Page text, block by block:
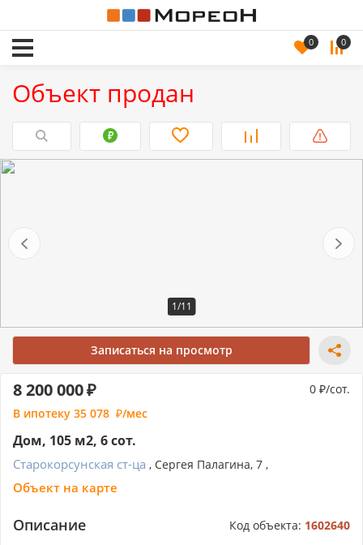
0 0
Объект продан
1/11
Записаться на просмотр
Дом, 105 м2, 6 сот.
Старокорсунская ст-ца , Сергея Палагина, 7 ,
Объект на карте
8 200 000 0
/сот.
В ипотеку 35 078 /мес
Описание Код объекта: 1602640